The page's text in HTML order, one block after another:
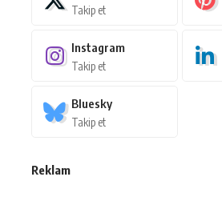
Takip et
Instagram
Takip et
Bluesky
Takip et
Reklam